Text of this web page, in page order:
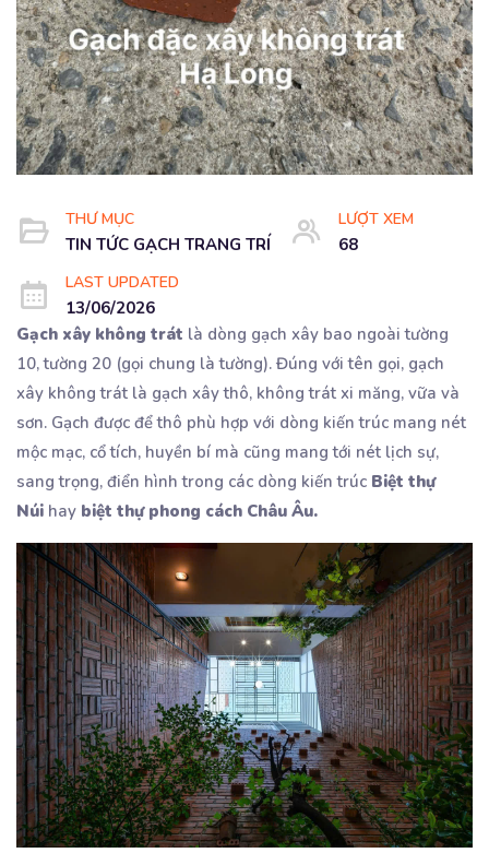
THƯ MỤC
TIN TỨC GẠCH TRANG TRÍ
LƯỢT XEM
68
LAST UPDATED
13/06/2026
Gạch xây không trát là dòng gạch xây bao ngoài tường
10, tường 20 (gọi chung là tường). Đúng với tên gọi, gạch
xây không trát là gạch xây thô, không trát xi măng, vữa và
sơn. Gạch được để thô phù hợp với dòng kiến trúc mang nét
mộc mạc, cổ tích, huyền bí mà cũng mang tới nét lịch sự,
sang trọng, điển hình trong các dòng kiến trúc Biệt thự
Núi hay biệt thự phong cách Châu Âu.